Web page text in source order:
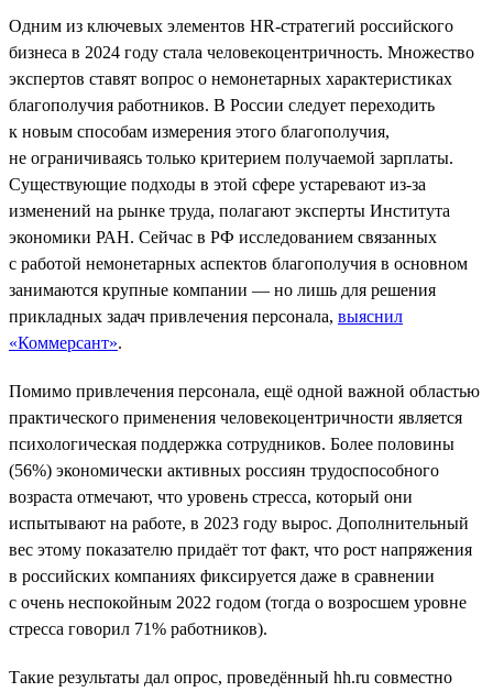
Одним из ключевых элементов HR-стратегий российского
бизнеса в 2024 году стала человекоцентричность. Множество
экспертов ставят вопрос о немонетарных характеристиках
благополучия работников. В России следует переходить
к новым способам измерения этого благополучия,
не ограничиваясь только критерием получаемой зарплаты.
Существующие подходы в этой сфере устаревают из-за
изменений на рынке труда, полагают эксперты Института
экономики РАН. Сейчас в РФ исследованием связанных
с работой немонетарных аспектов благополучия в основном
занимаются крупные компании — но лишь для решения
прикладных задач привлечения персонала, выяснил
«Коммерсант».
Помимо привлечения персонала, ещё одной важной областью
практического применения человекоцентричности является
психологическая поддержка сотрудников. Более половины
(56%) экономически активных россиян трудоспособного
возраста отмечают, что уровень стресса, который они
испытывают на работе, в 2023 году вырос. Дополнительный
вес этому показателю придаёт тот факт, что рост напряжения
в российских компаниях фиксируется даже в сравнении
с очень неспокойным 2022 годом (тогда о возросшем уровне
стресса говорил 71% работников).
Такие результаты дал опрос, проведённый hh.ru совместно